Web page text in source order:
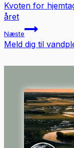
Kvoten for
året
Næste
Meld dig til